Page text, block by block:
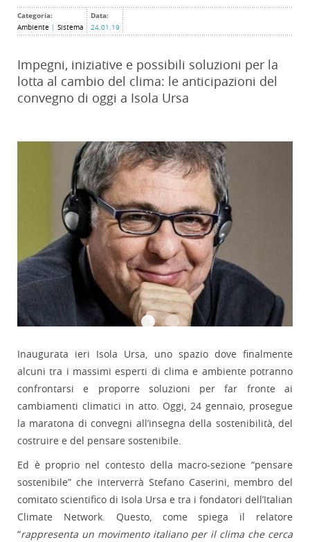
Categoria:
Ambiente Sistema
Data:
24.01.19
Impegni, iniziative e possibili soluzioni per la
lotta al cambio del clima: le anticipazioni del
convegno di oggi a Isola Ursa
Inaugurata ieri Isola Ursa, uno spazio dove finalmente
alcuni tra i massimi esperti di clima e ambiente potranno
confrontarsi e proporre soluzioni per far fronte ai
cambiamenti climatici in atto. Oggi, 24 gennaio, prosegue
la maratona di convegni all’insegna della sostenibilità, del
costruire e del pensare sostenibile.
Ed è proprio nel contesto della macro-sezione “pensare
sostenibile” che interverrà Stefano Caserini, membro del
comitato scientifico di Isola Ursa e tra i fondatori dell’Italian
Climate Network. Questo, come spiega il relatore
“rappresenta un movimento italiano per il clima che cerca